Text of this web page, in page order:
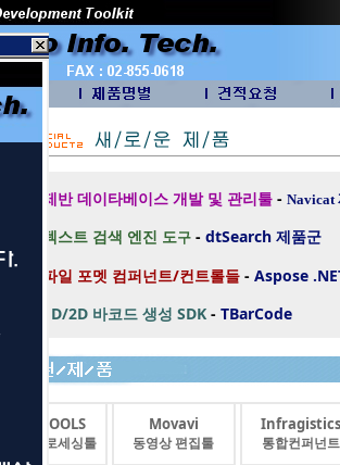
제반 데이타베이스 개발 및 관리툴- Navicat
텍스트 검색 엔진 도구- dtSearch 제품군
파일 포멧 컴퍼넌트/컨트롤들 - Aspose
1D/2D 바코드 생성 SDK - TBarCode
LEADTOOLS
이미지프로세싱툴
Movavi
동영상 편집툴
Infragistics
통합컨퍼넌트